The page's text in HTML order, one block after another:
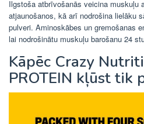
Ilgstoša atbrīvošanās veicina muskuļu
atjaunošanos, kā arī nodrošina lielāku
pulveri. Aminoskābes un gremošanas
lai nodrošinātu muskuļu barošanu 24
Kāpēc Crazy
PROTEIN kļūst tik